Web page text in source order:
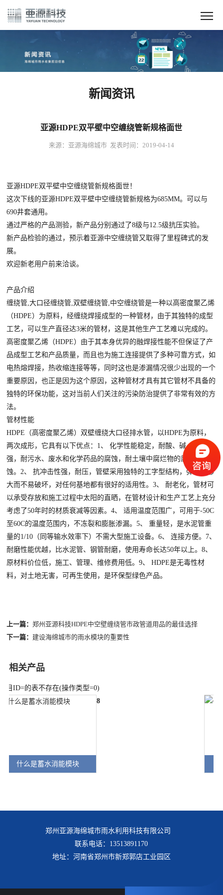
新闻资讯
亚源HDPE双平壁中空缠绕管新规格面世
来源：亚源海绵城市 发表时间：2019-04-14
亚源HDPE双平壁中空缠绕管新规格面世！
这次下线的亚源HDPE双平壁中空缠绕管新规格为685MM。可以与
690井套通用。
通过严格的产品测验，新产品分别通过了8级与12.5级抗压实验。
新产品检验的通过，预示着亚源中空缠绕管又取得了里程碑式的发
展。
欢迎新老用户前来洽谈。
产品介绍
缠绕管,大口径缠绕管,双壁缠绕管,中空缠绕管是一种以高密度聚乙烯
（HDPE）为原料，经缠绕焊接成型的一种管材，由于其独特的成型
工艺，可以生产直径达3米的管材，这是其他生产工艺难以完成的。
高密度聚乙烯（HDPE）由于其本身优异的融焊接性能不但保证了产
品成型工艺和产品质量，而且也为施工连接提供了多种可靠方式，如
电热熔焊接，热收缩连接等等，同时这也是渗漏情况很少出现的一个
重要原因，也正是因为这个原因，这种管材才具有其它管材不具备的
独特的环保功能，这对当前人们关注的污染防治提供了非常有效的方
法。
管材性能
HDPE（高密度聚乙烯）双壁缠绕大口径排水管，以HDPE为原料，
两次成形，它具有以下优点：1、 化学性能稳定，耐酸、碱、盐能力
强，耐污水、废水和化学药品的腐蚀，耐土壤中腐烂物的腐蚀，无锈
蚀。2、 抗冲击性强，耐压，管壁采用独特的工字型结构，弹性变形
大而不易破坏，对任何基地都有很好的适用性。3、 耐老化，管材可
以承受存放和施工过程中太阳的直晒，在管材设计和生产工艺上充分
考虑了50年时的材质衰减等因素。4、 适用温度范围广，可用于-50C
至60C的温度范围内，不冻裂和膨胀渗漏。5、 重量轻，是水泥管重
量的1/10（同等输水效率下）不需大型施工设备。6、 连接方便。7、
耐磨性能优越，比水泥管、钢管耐磨，使用寿命长达50年以上。8、
原材料价位低，施工、管理、维修费用低。9、 HDPE是无毒性材
料，对土地无害，可再生使用，是环保型绿色产品。
上一篇：郑州亚源科技HDPE中空壁缠绕管市政管道用品的最佳选择
下一篇：建设海绵城市的雨水模块的重要性
相关产品
目ID=的表不存在(操作类型=0)
什么是蓄水消能模块
8
郑州亚源海绵城市雨水利用科技有限公司
联系电话：13513891170
地址：河南省郑州市新郑郭店工业园区